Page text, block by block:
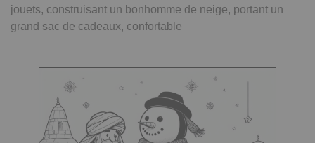
jouets, construisant un bonhomme de neige, portant un
grand sac de cadeaux, confortable